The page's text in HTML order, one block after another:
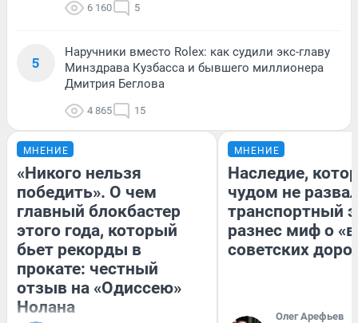
6 160 5
5
Наручники вместо Rolex: как судили экс-главу
Минздрава Кузбасса и бывшего миллионера
Дмитрия Беглова
4 865 15
МНЕНИЕ
«Никого нельзя
победить». О чем
главный блокбастер
этого года, который
бьет рекорды в
прокате: честный
отзыв на «Одиссею»
Нолана
МНЕНИЕ
Наследие,
чудом не
транспортный
разнес миф о
советских
Олег Арефьев